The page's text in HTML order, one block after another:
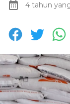
4 tahun